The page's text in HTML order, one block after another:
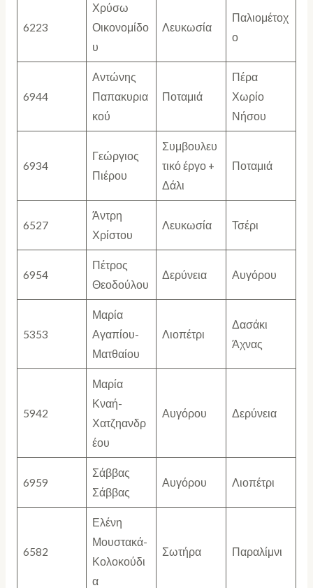
6223
Χρύσω
Οικονομίδο
υ
Λευκωσία
Παλιομέτοχ
ο
6944
Αντώνης
Παπακυρια
κού
Ποταμιά
Πέρα
Χωρίο
Νήσου
6934
Γεώργιος
Πιέρου
Συμβουλευ
τικό έργο +
Δάλι
Ποταμιά
6527
Άντρη
Χρίστου
Λευκωσία Τσέρι
6954
Πέτρος
Θεοδούλου
Δερύνεια Αυγόρου
5353
Μαρία
Αγαπίου-
Ματθαίου
Λιοπέτρι
Δασάκι
Άχνας
5942
Μαρία
Κναή-
Χατζηανδρ
έου
Αυγόρου Δερύνεια
6959
Σάββας
Σάββας
Αυγόρου Λιοπέτρι
6582
Ελένη
Μουστακά-
Κολοκούδι
α
Σωτήρα Παραλίμνι